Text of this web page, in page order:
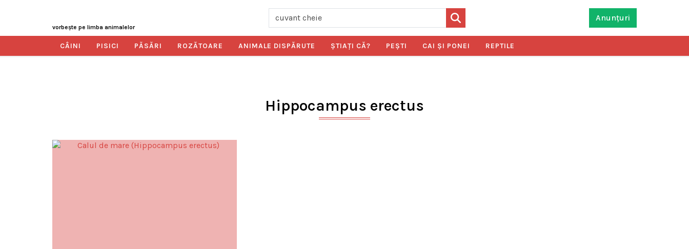
vorbeşte pe limba animalelor
Anunțuri
CÂINI PISICI PĂSĂRI ROZĂTOARE ANIMALE DISPĂRUTE ŞTIAŢI CĂ? PEŞTI CAI ŞI PONEI REPTILE
Hippocampus erectus